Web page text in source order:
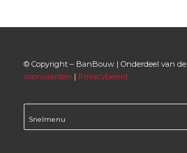
© Copyright – BanBouw | Onderdeel van de
voorwaarden | Privacybeleid